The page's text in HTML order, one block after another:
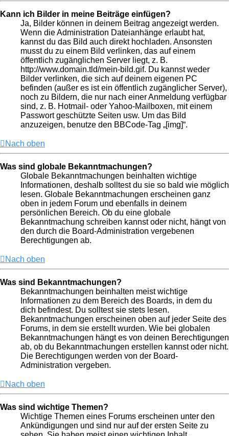
Kann ich Bilder in meine Beiträge einfügen?
Ja, Bilder können in deinem Beitrag angezeigt werden.
Wenn die Administration Dateianhänge erlaubt hat,
kannst du das Bild auch direkt hochladen. Ansonsten
musst du zu einem Bild verlinken, das auf einem
öffentlich zugänglichen Server liegt, z. B.
http://www.domain.tld/mein-bild.gif. Du kannst weder
Bilder verlinken, die sich auf deinem eigenen PC
befinden (außer es ist ein öffentlich zugänglicher Server),
noch zu Bildern, die nur nach einer Anmeldung verfügbar
sind, z. B. Hotmail- oder Yahoo-Mailboxen, mit einem
Passwort geschützte Seiten usw. Um das Bild
anzuzeigen, benutze den BBCode-Tag „[img]“.
Nach oben
Was sind globale Bekanntmachungen?
Globale Bekanntmachungen beinhalten wichtige
Informationen, deshalb solltest du sie so bald wie möglich
lesen. Globale Bekanntmachungen erscheinen ganz
oben in jedem Forum und ebenfalls in deinem
persönlichen Bereich. Ob du eine globale
Bekanntmachung schreiben kannst oder nicht, hängt von
den durch die Board-Administration vergebenen
Berechtigungen ab.
Nach oben
Was sind Bekanntmachungen?
Bekanntmachungen beinhalten meist wichtige
Informationen zu dem Bereich des Boards, in dem du
dich befindest. Du solltest sie stets lesen.
Bekanntmachungen erscheinen oben auf jeder Seite des
Forums, in dem sie erstellt wurden. Wie bei globalen
Bekanntmachungen hängt es von deinen Berechtigungen
ab, ob du Bekanntmachungen erstellen kannst oder nicht.
Die Berechtigungen werden von der Board-
Administration vergeben.
Nach oben
Was sind wichtige Themen?
Wichtige Themen eines Forums erscheinen unter den
Ankündigungen und sind nur auf der ersten Seite zu